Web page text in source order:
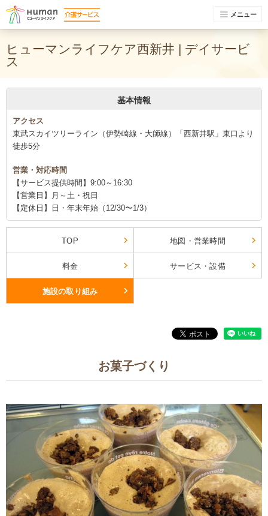
メニュー
ヒューマンライフケア西新井 | デイサービ
ス
基本情報
アクセス
東武スカイツリーライン（伊勢崎線・大師線）「西新井駅」東口より
徒歩5分
営業・対応時間
【サービス提供時間】9:00～16:30
【営業日】月～土・祝日
【定休日】日・年末年始（12/30〜1/3）
TOP 地図・営業時間
料金 サービス・設備
施設の取り組み
お菓子づくり